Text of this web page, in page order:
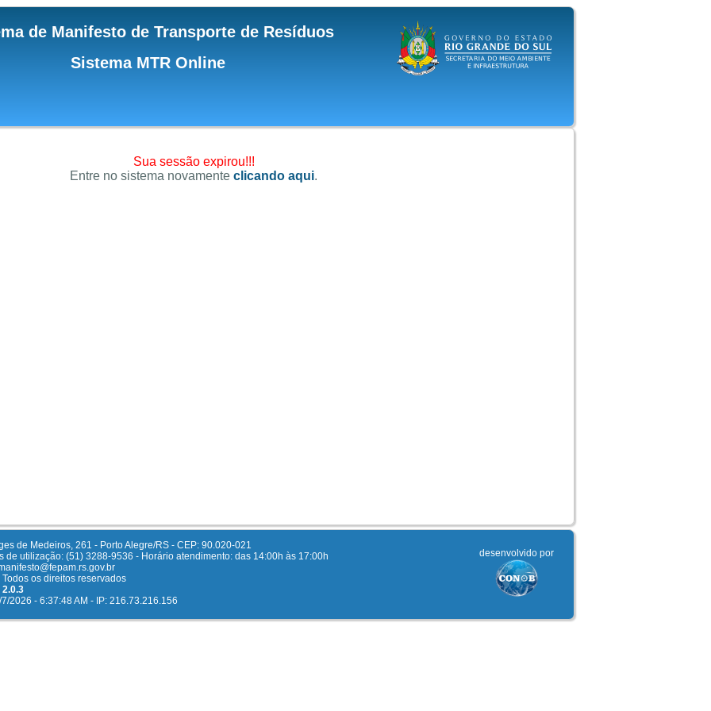
de Manifesto de Transporte de Resíduos
Sistema MTR Online
Sua sessão expirou!!!
Entre no sistema novamente clicando aqui.
de Medeiros, 261 - Porto Alegre/RS - CEP: 90.020-021
de utilização: (51) 3288-9536 - Horário atendimento: das 14:00h às 17:00h
os direitos reservados
2.0.3
2026 - 6:37:48 AM - IP: 216.73.216.156
desenvolvido por